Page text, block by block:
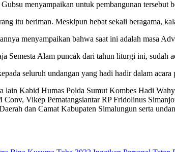
menyampaikan untuk pembangunan tersebut
itu beriman. Meskipun hebat sekali beragama,
menyampaikan bahwa saat ini adalah masa
Semesta Alam puncak dari tahun liturgi ini,
seluruh undangan yang hadi hadir dalam
lain Kabid Humas Polda Sumut Kombes Hadi
Vikep Pematangsiantar RP Fridolinus
dan Camat Kabupaten Simalungun serta